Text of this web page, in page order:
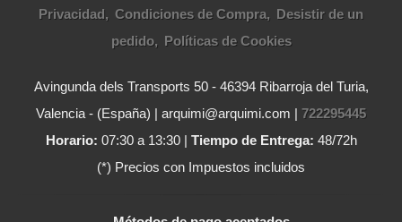
Privacidad
Condiciones de Compra
Desistir de un
pedido
Políticas de Cookies
Avingunda dels Transports 50 - 46394 Ribarroja del Turia,
Valencia - (España) | arquimi@arquimi.com | 722295445
Horario: 07:30 a 13:30 | Tiempo de Entrega: 48/72h
(*) Precios con Impuestos incluidos